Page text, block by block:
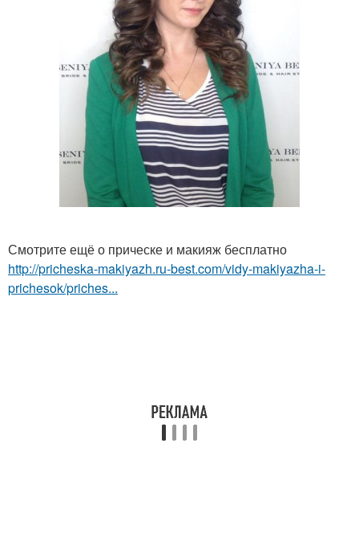
Смотрите ещё о прическе и макияж бесплатно
http://pricheska-makiyazh.ru-best.com/vidy-makiyazha-i-
prichesok/priches...